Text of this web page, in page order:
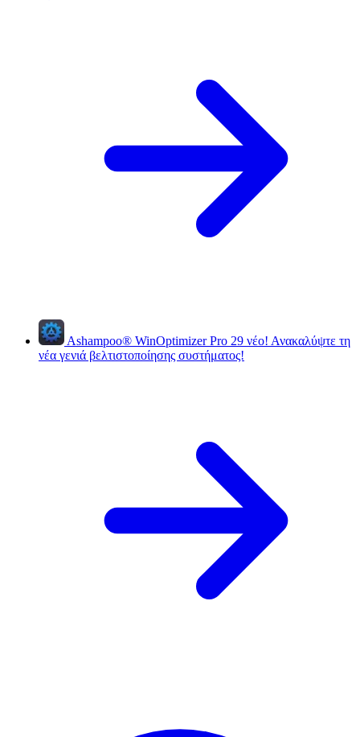
Ashampoo® WinOptimizer Pro 29 νέο! Ανακαλύψτε τη
νέα γενιά βελτιστοποίησης συστήματος!